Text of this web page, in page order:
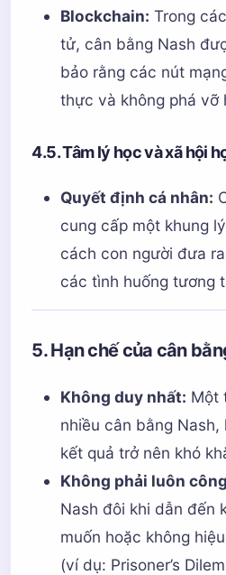
Blockchain: Trong
tử, cân bằng Nash
bảo rằng các nút
thực và không phá vỡ
4.5. Tâm lý học và xã hội
Quyết định cá nhân:
cung cấp một khung
cách con người đưa
các tình huống tương
5. Hạn chế của cân
Không duy nhất: Một
nhiều cân bằng
kết quả trở nên khó
Không phải luôn
Nash đôi khi dẫn đến
muốn hoặc không
(ví dụ: Prisoner’s